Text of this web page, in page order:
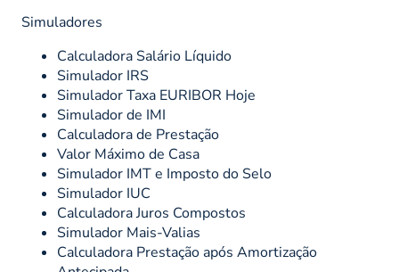
Simuladores
Calculadora Salário Líquido
Simulador IRS
Simulador Taxa EURIBOR Hoje
Simulador de IMI
Calculadora de Prestação
Valor Máximo de Casa
Simulador IMT e Imposto do Selo
Simulador IUC
Calculadora Juros Compostos
Simulador Mais-Valias
Calculadora Prestação após Amortização